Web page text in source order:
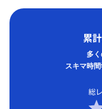
累
多く
スキマ時
総